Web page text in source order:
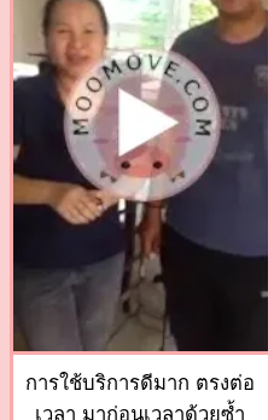
การใช้บริการดีมาก ตรงต่อ
เวลา มาก่อนเวลาด้วยซ้ำ